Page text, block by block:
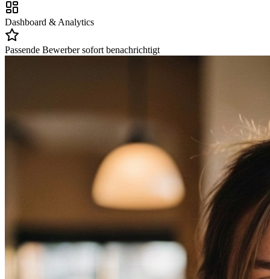
Dashboard & Analytics
Passende Bewerber sofort benachrichtigt